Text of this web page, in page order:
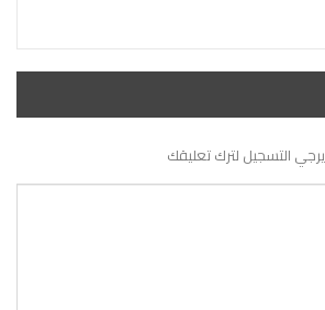
يرجي التسجيل لترك تعليقك